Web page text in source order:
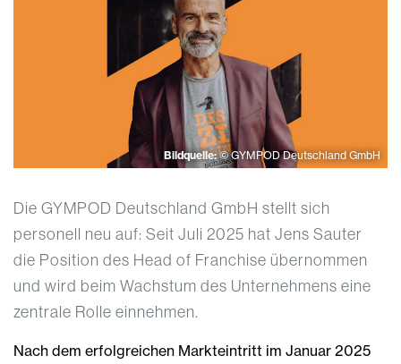
Bildquelle:© GYMPOD Deutschland GmbH
Die GYMPOD Deutschland GmbH stellt sich
personell neu auf: Seit Juli 2025 hat Jens Sauter
die Position des Head of Franchise übernommen
und wird beim Wachstum des Unternehmens eine
zentrale Rolle einnehmen.
Nach dem erfolgreichen Markteintritt im Januar 2025